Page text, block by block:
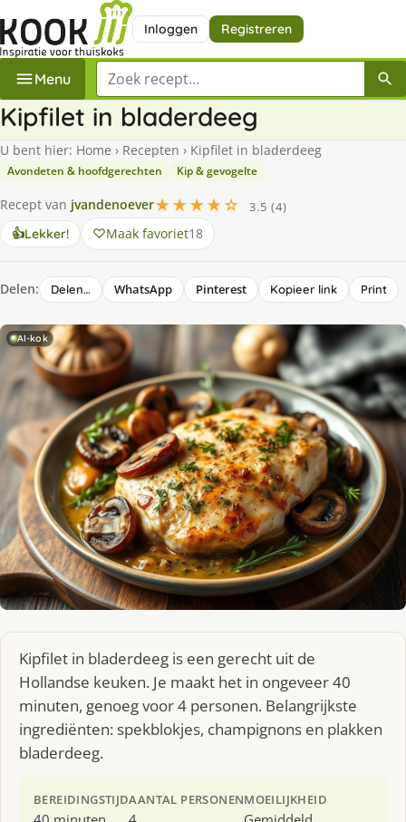
Inloggen Registreren
Menu Zoek een recept
Kipfilet in bladerdeeg
U bent hier: Home › Recepten › Kipfilet in bladerdeeg
Avondeten & hoofdgerechten Kip & gevogelte
Recept van jvandenoever★★★★☆
3.5 (4)
👍Lekker! Maak favoriet18
Delen: Delen… WhatsApp Pinterest Kopieer link Print
AI-kok
Kipfilet in bladerdeeg is een gerecht uit de
Hollandse keuken. Je maakt het in ongeveer 40
minuten, genoeg voor 4 personen. Belangrijkste
ingrediënten: spekblokjes, champignons en plakken
bladerdeeg.
BEREIDINGSTIJDAANTAL PERSONENMOEILIJKHEID